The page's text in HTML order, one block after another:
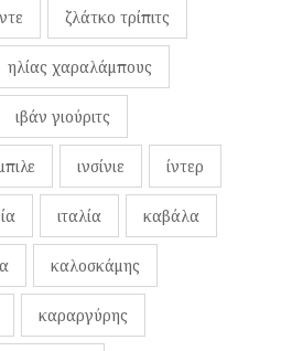
ζλάτκο τρίπιτς
ηλίας χαραλάμπους
ιβάν γιούριτς
ινσίνιε ίντερ
ιταλία καβάλα
καλοσκάμης
καραργύρης